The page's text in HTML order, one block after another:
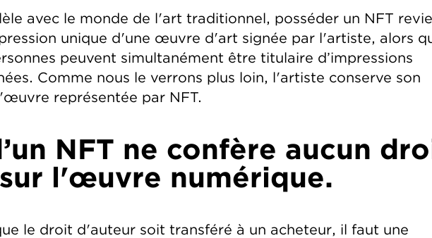
avec le monde de l'art traditionnel, posséder un NFT
unique d'une œuvre d'art signée par l'artiste, alors
peuvent simultanément être titulaire d’impressions
Comme nous le verrons plus loin, l'artiste conserve son
représentée par NFT.
NFT ne confère aucun
l'œuvre numérique.
le droit d'auteur soit transféré à un acheteur, il faut une